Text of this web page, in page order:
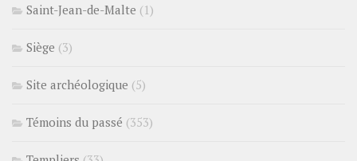
Saint-Jean-de-Malte (1)
Siège (3)
Site archéologique (5)
Témoins du passé (353)